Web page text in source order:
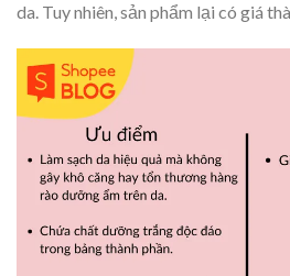
da. Tuy nhiên, sản phẩm lại có giá